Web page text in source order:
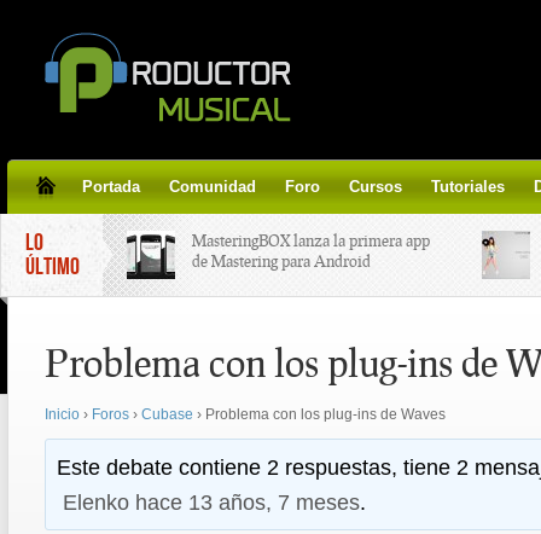
Portada Comunidad Foro Cursos Tutoriales
LO
ÚLTIMO
MasteringBOX lanza la primera app
de Mastering para Android
line gratis!
Korg lanza SDD-3000, el nuevo
pedal de delay.
Tutorial de CLA Effects, aprende a
Problema con los plug-ins de
Inicio › Foros › Cubase › Problema con los plug-ins de Waves
Este debate contiene 2 respuestas, tiene 2
Elenko hace 13 años, 7 meses.